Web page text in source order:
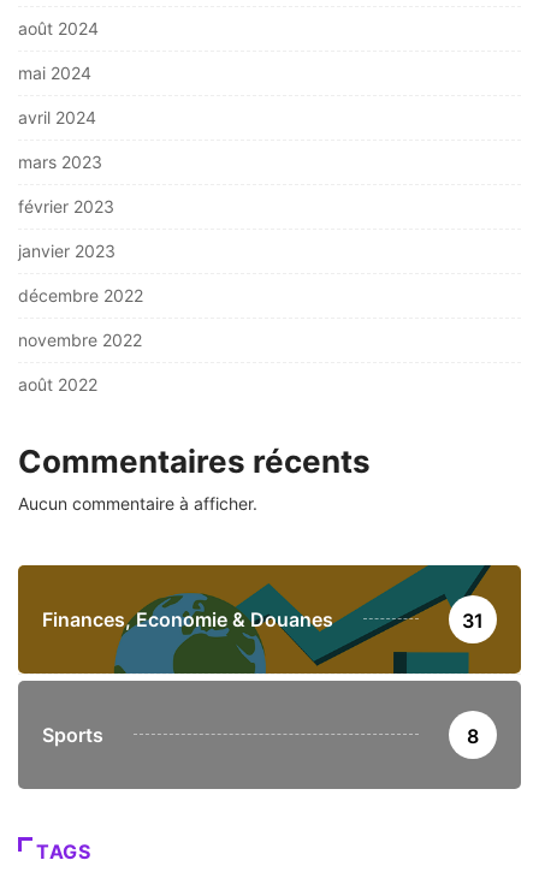
août 2024
mai 2024
avril 2024
mars 2023
février 2023
janvier 2023
décembre 2022
novembre 2022
août 2022
Commentaires récents
Aucun commentaire à afficher.
Finances, Economie & Douanes 31
Sports 8
TAGS